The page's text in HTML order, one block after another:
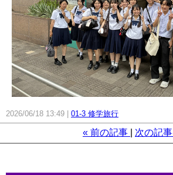
2026/06/18 13:49 01-3 修学旅行
« 前の記事 次の記事